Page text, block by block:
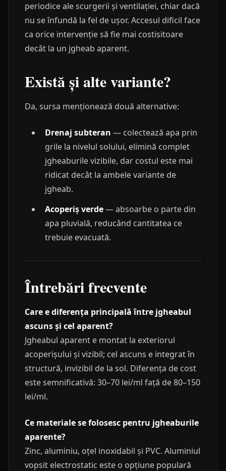
periodice ale scurgerii și ventilației, chiar dacă
nu se înfundă la fel de ușor. Accesul dificil face
ca orice intervenție să fie mai costisitoare
decât la un jgheab aparent.
Există și alte variante?
Da, sursa menționează două alternative:
Drenaj subteran — colectează apa prin
grile la nivelul solului, elimină complet
jgheaburile vizibile, dar costul este mai
ridicat decât la ambele variante de
jgheab.
Acoperiș verde— absoarbe o parte din
apa pluvială, reducând cantitatea ce
trebuie evacuată.
Întrebări frecvente
Care e diferența principală între jgheabul
ascuns și cel aparent?
Jgheabul aparent e montat la exteriorul
acoperișului și vizibil; cel ascuns e integrat în
structură, invizibil de la sol. Diferența de cost
este semnificativă: 30–70 lei/ml față de 80–150
lei/ml.
Ce materiale se folosesc pentru jgheaburile
aparente?
Zinc, aluminiu, oțel inoxidabil și PVC. Aluminiul
vopsit electrostatic este o opțiune populară